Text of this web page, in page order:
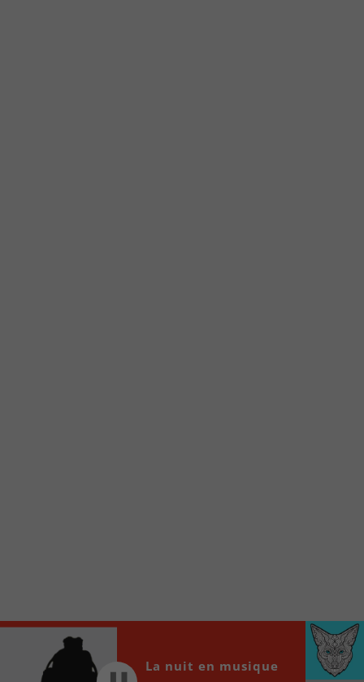
locale vous sont maintenant accessibles en un clic!
Audio
Player
00:00
La nuit en musique